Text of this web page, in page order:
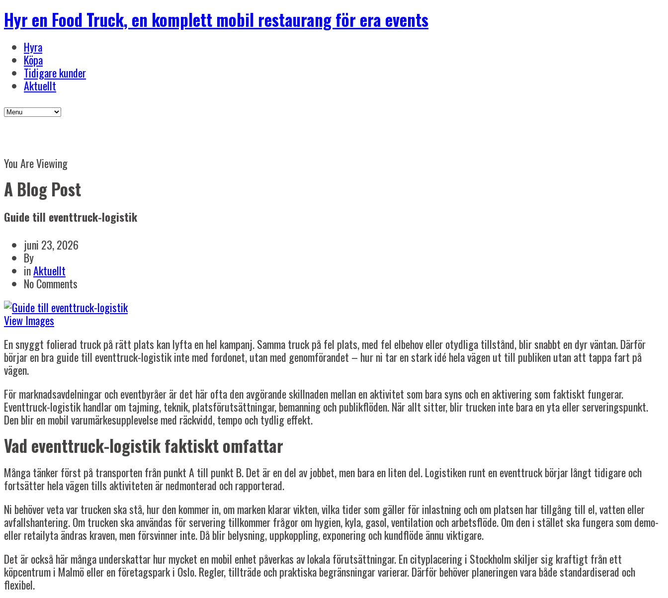
Hyr en Food Truck, en komplett mobil restaurang för era events
Hyra
Köpa
Tidigare kunder
Aktuellt
You Are Viewing
A Blog Post
Guide till eventtruck-logistik
juni 23, 2026
By
inAktuellt
No Comments
View Images
En snyggt folierad truck på rätt plats kan lyfta en hel kampanj. Samma truck på fel plats, med fel elbehov eller otydliga tillstånd, blir snabbt en dyr väntan. Därför
börjar en bra guide till eventtruck-logistik inte med fordonet, utan med genomförandet – hur ni tar en stark idé hela vägen ut till publiken utan att tappa fart på
vägen.
För marknadsavdelningar och eventbyråer är det här ofta den avgörande skillnaden mellan en aktivitet som bara syns och en aktivering som faktiskt fungerar.
Eventtruck-logistik handlar om tajming, teknik, platsförutsättningar, bemanning och publikflöden. När allt sitter, blir trucken inte bara en yta eller serveringspunkt.
Den blir en mobil varumärkesupplevelse med räckvidd, tempo och tydlig effekt.
Vad eventtruck-logistik faktiskt omfattar
Många tänker först på transporten från punkt A till punkt B. Det är en del av jobbet, men bara en liten del. Logistiken runt en eventtruck börjar långt tidigare och
fortsätter hela vägen tills aktiviteten är nedmonterad och rapporterad.
Ni behöver veta var trucken ska stå, hur den kommer in, om marken klarar vikten, vilka tider som gäller för inlastning och om platsen har tillgång till el, vatten eller
avfallshantering. Om trucken ska användas för servering tillkommer frågor om hygien, kyla, gasol, ventilation och arbetsflöde. Om den i stället ska fungera som demo-
eller retailyta ändras kraven, men försvinner inte. Då blir belysning, uppkoppling, exponering och kundflöde ännu viktigare.
Det är också här många underskattar hur mycket en mobil enhet påverkas av lokala förutsättningar. En cityplacering i Stockholm skiljer sig kraftigt från ett
köpcentrum i Malmö eller en företagspark i Oslo. Regler, tillträde och praktiska begränsningar varierar. Därför behöver planeringen vara både standardiserad och
flexibel.